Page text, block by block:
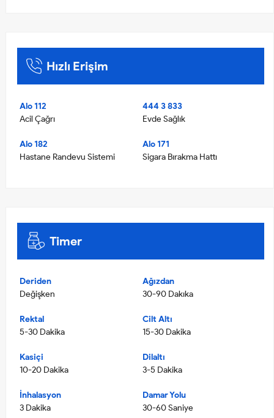
Hızlı Erişim
Alo 112
Acil Çağrı
444 3 833
Evde Sağlık
Alo 182
Hastane Randevu Sistemi
Alo 171
Sigara Bırakma Hattı
Timer
Deriden
Değişken
Ağızdan
30-90 Dakıka
Rektal
5-30 Dakika
Cilt Altı
15-30 Dakika
Kasiçi
10-20 Dakika
Dilaltı
3-5 Dakika
İnhalasyon
3 Dakika
Damar Yolu
30-60 Saniye